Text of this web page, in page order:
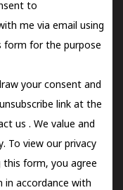
to
me via email using
form for the purpose
your consent and
link at the
us . We value and
To view our privacy
this form, you agree
accordance with